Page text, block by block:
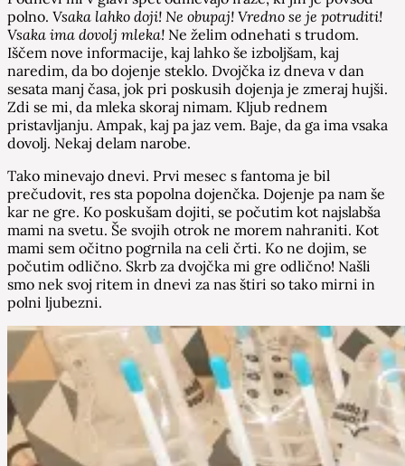
polno. Vsaka lahko doji! Ne obupaj! Vredno se je potruditi!
Vsaka ima dovolj mleka! Ne želim odnehati s trudom.
Iščem nove informacije, kaj lahko še izboljšam, kaj
naredim, da bo dojenje steklo. Dvojčka iz dneva v dan
sesata manj časa, jok pri poskusih dojenja je zmeraj hujši.
Zdi se mi, da mleka skoraj nimam. Kljub rednem
pristavljanju. Ampak, kaj pa jaz vem. Baje, da ga ima vsaka
dovolj. Nekaj delam narobe.
Tako minevajo dnevi. Prvi mesec s fantoma je bil
prečudovit, res sta popolna dojenčka. Dojenje pa nam še
kar ne gre. Ko poskušam dojiti, se počutim kot najslabša
mami na svetu. Še svojih otrok ne morem nahraniti. Kot
mami sem očitno pogrnila na celi črti. Ko ne dojim, se
počutim odlično. Skrb za dvojčka mi gre odlično! Našli
smo nek svoj ritem in dnevi za nas štiri so tako mirni in
polni ljubezni.